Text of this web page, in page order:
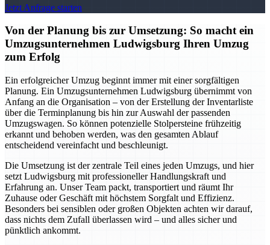
Jetzt Anfrage starten
Von der Planung bis zur Umsetzung: So macht ein
Umzugsunternehmen Ludwigsburg Ihren Umzug
zum Erfolg
Ein erfolgreicher Umzug beginnt immer mit einer sorgfältigen
Planung. Ein Umzugsunternehmen Ludwigsburg übernimmt von
Anfang an die Organisation – von der Erstellung der Inventarliste
über die Terminplanung bis hin zur Auswahl der passenden
Umzugswagen. So können potenzielle Stolpersteine frühzeitig
erkannt und behoben werden, was den gesamten Ablauf
entscheidend vereinfacht und beschleunigt.
Die Umsetzung ist der zentrale Teil eines jeden Umzugs, und hier
setzt Ludwigsburg mit professioneller Handlungskraft und
Erfahrung an. Unser Team packt, transportiert und räumt Ihr
Zuhause oder Geschäft mit höchstem Sorgfalt und Effizienz.
Besonders bei sensiblen oder großen Objekten achten wir darauf,
dass nichts dem Zufall überlassen wird – und alles sicher und
pünktlich ankommt.